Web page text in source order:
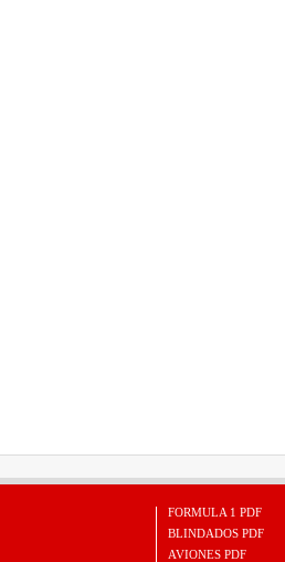
FORMULA 1 PDF
BLINDADOS PDF
AVIONES PDF